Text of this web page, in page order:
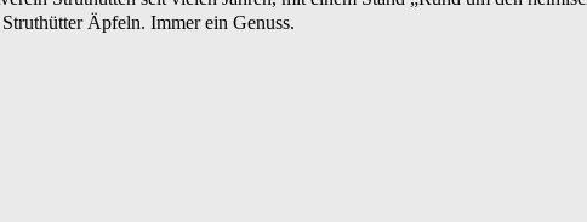
Äpfeln. Immer ein Genuss.